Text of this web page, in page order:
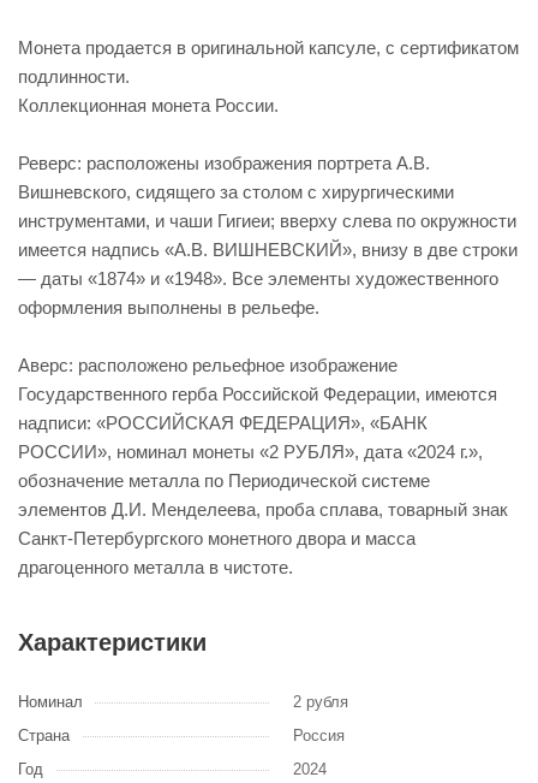
Монета продается в оригинальной капсуле, с сертификатом
подлинности.
Коллекционная монета России.
Реверс: расположены изображения портрета А.В.
Вишневского, сидящего за столом с хирургическими
инструментами, и чаши Гигиеи; вверху слева по окружности
имеется надпись «А.В. ВИШНЕВСКИЙ», внизу в две строки
— даты «1874» и «1948». Все элементы художественного
оформления выполнены в рельефе.
Аверс: расположено рельефное изображение
Государственного герба Российской Федерации, имеются
надписи: «РОССИЙСКАЯ ФЕДЕРАЦИЯ», «БАНК
РОССИИ», номинал монеты «2 РУБЛЯ», дата «2024 г.»,
обозначение металла по Периодической системе
элементов Д.И. Менделеева, проба сплава, товарный знак
Санкт-Петербургского монетного двора и масса
драгоценного металла в чистоте.
Характеристики
Номинал
2 рубля
Страна
Россия
Год
2024